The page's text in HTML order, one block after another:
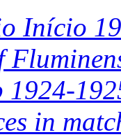
Início
1924-
in